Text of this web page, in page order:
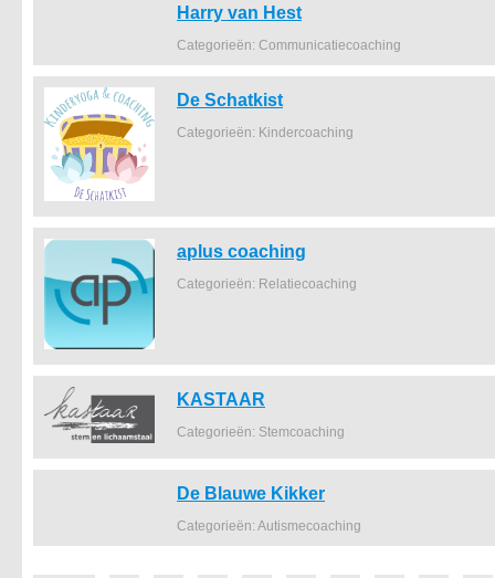
Harry van Hest
Categorieën: Communicatiecoaching
De Schatkist
Categorieën: Kindercoaching
aplus coaching
Categorieën: Relatiecoaching
KASTAAR
Categorieën: Stemcoaching
De Blauwe Kikker
Categorieën: Autismecoaching